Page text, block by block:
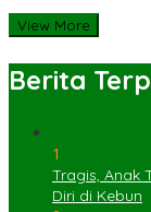
View More
Berita
1
Tragis, Anak
Diri di Kebun